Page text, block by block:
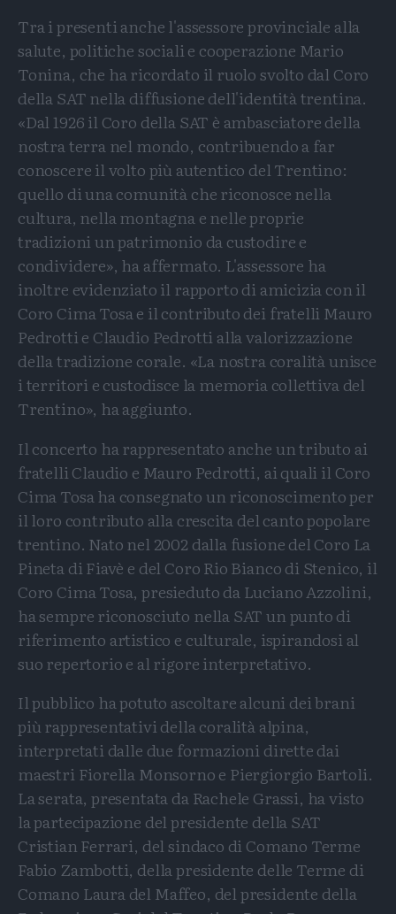
Tra i presenti anche l'assessore provinciale alla
salute, politiche sociali e cooperazione Mario
Tonina, che ha ricordato il ruolo svolto dal Coro
della SAT nella diffusione dell'identità trentina.
«Dal 1926 il Coro della SAT è ambasciatore della
nostra terra nel mondo, contribuendo a far
conoscere il volto più autentico del Trentino:
quello di una comunità che riconosce nella
cultura, nella montagna e nelle proprie
tradizioni un patrimonio da custodire e
condividere», ha affermato. L'assessore ha
inoltre evidenziato il rapporto di amicizia con il
Coro Cima Tosa e il contributo dei fratelli Mauro
Pedrotti e Claudio Pedrotti alla valorizzazione
della tradizione corale. «La nostra coralità unisce
i territori e custodisce la memoria collettiva del
Trentino», ha aggiunto.
Il concerto ha rappresentato anche un tributo ai
fratelli Claudio e Mauro Pedrotti, ai quali il Coro
Cima Tosa ha consegnato un riconoscimento per
il loro contributo alla crescita del canto popolare
trentino. Nato nel 2002 dalla fusione del Coro La
Pineta di Fiavè e del Coro Rio Bianco di Stenico, il
Coro Cima Tosa, presieduto da Luciano Azzolini,
ha sempre riconosciuto nella SAT un punto di
riferimento artistico e culturale, ispirandosi al
suo repertorio e al rigore interpretativo.
Il pubblico ha potuto ascoltare alcuni dei brani
più rappresentativi della coralità alpina,
interpretati dalle due formazioni dirette dai
maestri Fiorella Monsorno e Piergiorgio Bartoli.
La serata, presentata da Rachele Grassi, ha visto
la partecipazione del presidente della SAT
Cristian Ferrari, del sindaco di Comano Terme
Fabio Zambotti, della presidente delle Terme di
Comano Laura del Maffeo, del presidente della